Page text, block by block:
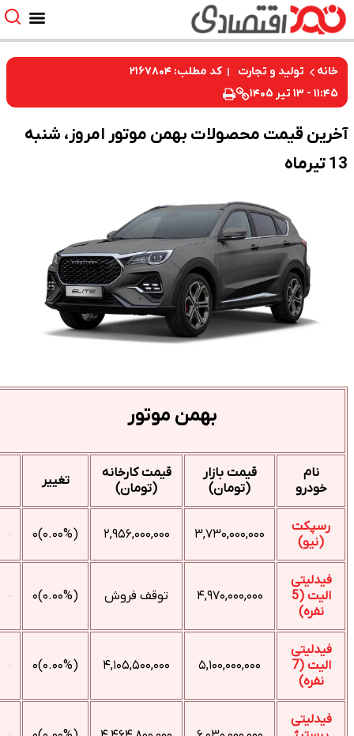
خانه تولید و تجارت
کد مطلب: ۲۱۶۷۸۰۴
۱۱:۴۵ - ۱۳ تیر ۱۴۰۵
آخرین قیمت محصولات بهمن موتور امروز، شنبه
13 تیرماه
بهمن موتور
نام
خودرو
قیمت بازار
(تومان)
قیمت کارخانه
(تومان)
تغییر
رسپکت
(نیو)
۳,۷۳۰,۰۰۰,۰۰۰ ۲,۹۵۶,۰۰۰,۰۰۰ (۰.۰۰%)۰
فیدلیتی
الیت (5
نفره)
۴,۹۷۰,۰۰۰,۰۰۰ توقف فروش (۰.۰۰%)۰
فیدلیتی
الیت (7
نفره)
۵,۱۰۰,۰۰۰,۰۰۰ ۴,۱۰۵,۵۰۰,۰۰۰ (۰.۰۰%)۰
فیدلیتی